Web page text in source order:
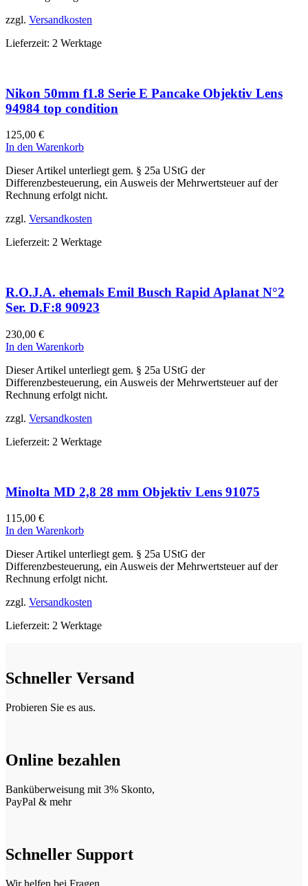
zzgl. Versandkosten
Lieferzeit: 2 Werktage
Nikon 50mm f1.8 Serie E Pancake Objektiv Lens
94984 top condition
125,00 €
In den Warenkorb
Dieser Artikel unterliegt gem. § 25a UStG der
Differenzbesteuerung, ein Ausweis der Mehrwertsteuer auf der
Rechnung erfolgt nicht.
zzgl. Versandkosten
Lieferzeit: 2 Werktage
R.O.J.A. ehemals Emil Busch Rapid Aplanat N°2
Ser. D.F:8 90923
230,00 €
In den Warenkorb
Dieser Artikel unterliegt gem. § 25a UStG der
Differenzbesteuerung, ein Ausweis der Mehrwertsteuer auf der
Rechnung erfolgt nicht.
zzgl. Versandkosten
Lieferzeit: 2 Werktage
Minolta MD 2,8 28 mm Objektiv Lens 91075
115,00 €
In den Warenkorb
Dieser Artikel unterliegt gem. § 25a UStG der
Differenzbesteuerung, ein Ausweis der Mehrwertsteuer auf der
Rechnung erfolgt nicht.
zzgl. Versandkosten
Lieferzeit: 2 Werktage
Schneller Versand
Probieren Sie es aus.
Online bezahlen
Banküberweisung mit 3% Skonto,
PayPal & mehr
Schneller Support
Wir helfen bei Fragen.